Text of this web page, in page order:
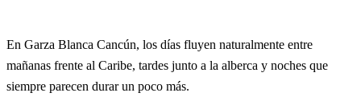
En Garza Blanca Cancún, los días fluyen naturalmente entre
mañanas frente al Caribe, tardes junto a la alberca y noches que
siempre parecen durar un poco más.